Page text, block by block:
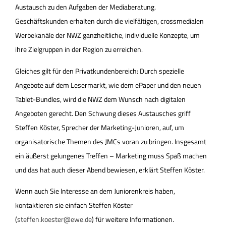
Austausch zu den Aufgaben der Mediaberatung.
Geschäftskunden erhalten durch die vielfältigen, crossmedialen
Werbekanäle der NWZ ganzheitliche, individuelle Konzepte, um
ihre Zielgruppen in der Region zu erreichen.
Gleiches gilt für den Privatkundenbereich: Durch spezielle
Angebote auf dem Lesermarkt, wie dem ePaper und den neuen
Tablet-Bundles, wird die NWZ dem Wunsch nach digitalen
Angeboten gerecht. Den Schwung dieses Austausches griff
Steffen Köster, Sprecher der Marketing-Junioren, auf, um
organisatorische Themen des JMCs voran zu bringen. Insgesamt
ein äußerst gelungenes Treffen – Marketing muss Spaß machen
und das hat auch dieser Abend bewiesen, erklärt Steffen Köster.
Wenn auch Sie Interesse an dem Juniorenkreis haben,
kontaktieren sie einfach Steffen Köster
(steffen.koester@ewe.de) für weitere Informationen.